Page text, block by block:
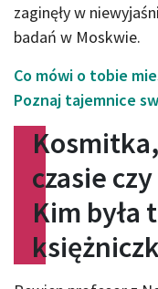
zaginęły w
badań w Moskwie.
Co mówi o tobie
Poznaj tajemnice
czasie
Kim była